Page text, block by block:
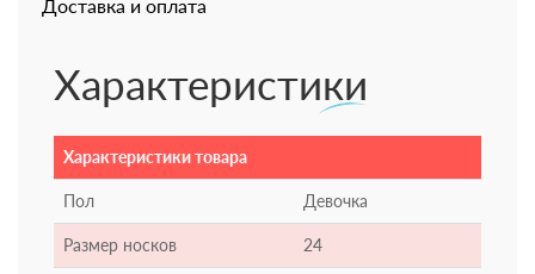
Доставка и оплата
Характеристики
Характеристики товара
Пол Девочка
Размер носков 24